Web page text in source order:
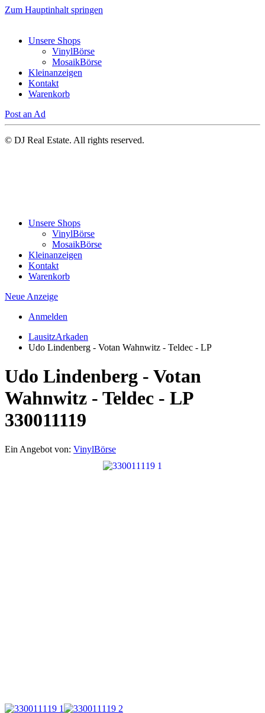
Zum Hauptinhalt springen
Unsere Shops
VinylBörse
MosaikBörse
Kleinanzeigen
Kontakt
Warenkorb
Post an Ad
© DJ Real Estate. All rights reserved.
Unsere Shops
VinylBörse
MosaikBörse
Kleinanzeigen
Kontakt
Warenkorb
Neue Anzeige
Anmelden
LausitzArkaden
Udo Lindenberg - Votan Wahnwitz - Teldec - LP
Udo Lindenberg - Votan
Wahnwitz - Teldec - LP
330011119
Ein Angebot von: VinylBörse